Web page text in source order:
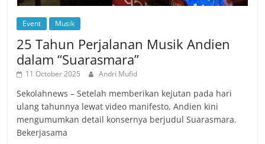
Event Musik
25 Tahun Perjalanan Musik Andien
dalam “Suarasmara”
11 October 2025 Andri Mufid
Sekolahnews – Setelah memberikan kejutan pada hari
ulang tahunnya lewat video manifesto, Andien kini
mengumumkan detail konsernya berjudul Suarasmara.
Bekerjasama